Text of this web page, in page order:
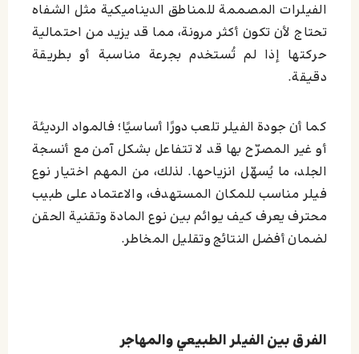
الفيلرات المصممة للمناطق الديناميكية مثل الشفاه
تحتاج لأن تكون أكثر مرونة، مما قد يزيد من احتمالية
حركتها إذا لم تُستخدم بجرعة مناسبة أو بطريقة
دقيقة.
كما أن جودة الفيلر تلعب دورًا أساسيًا؛ فالمواد الرديئة
أو غير المصرّح بها قد لا تتفاعل بشكل آمن مع أنسجة
الجلد، ما يُسهّل انزياحها. لذلك، من المهم اختيار نوع
فيلر مناسب للمكان المستهدف، والاعتماد على طبيب
محترف يعرف كيف يوائم بين نوع المادة وتقنية الحقن
لضمان أفضل النتائج وتقليل المخاطر.
الفرق بين الفيلر الطبيعي والمهاجر